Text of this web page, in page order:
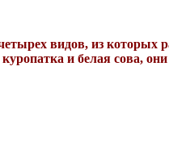
видов, из которых
и белая сова,